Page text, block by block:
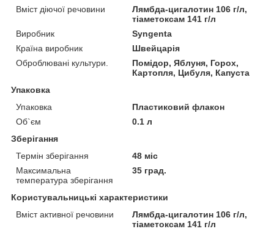
Вміст діючої речовини
Лямбда-цигалотин 106 г/л,
тіаметоксам 141 г/л
Виробник
Syngenta
Країна виробник
Швейцарія
Оброблювані культури.
Помідор, Яблуня, Горох,
Картопля, Цибуля, Капуста
Упаковка
Упаковка
Пластиковий флакон
Об`єм
0.1 л
Зберігання
Термін зберігання
48 міс
Максимальна
температура зберігання
35 град.
Користувальницькі характеристики
Вміст активної речовини
Лямбда-цигалотин 106 г/л,
тіаметоксам 141 г/л